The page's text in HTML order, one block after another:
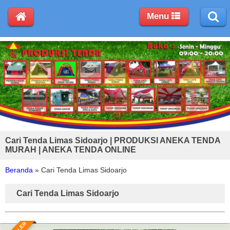
Cari Tenda Limas Sidoarjo | PRODUKSI ANEKA TENDA
MURAH | ANEKA TENDA ONLINE
Beranda » Cari Tenda Limas Sidoarjo
Cari Tenda Limas Sidoarjo
Menu